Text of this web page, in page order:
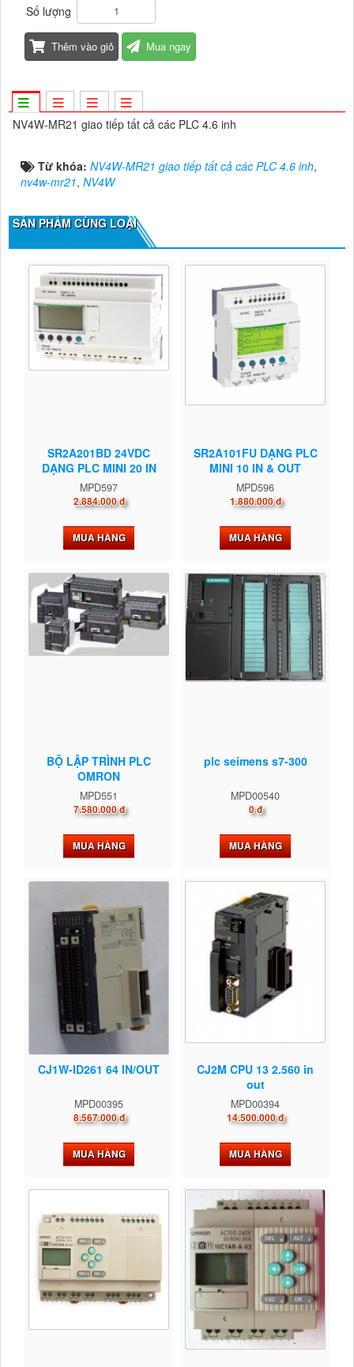
Số lượng
Thêm vào giỏ Mua ngay
NV4W-MR21 giao tiếp tất cả các PLC 4.6 inh
Từ khóa: NV4W-MR21 giao tiếp tất cả các PLC 4.6 inh,
nv4w-mr21, NV4W
SẢN PHẨM CÙNG LOẠI
SR2A201BD 24VDC
DẠNG PLC MINI 20 IN
&...
MPD597
2.884.000 đ
MUA HÀNG
SR2A101FU DẠNG PLC
MINI 10 IN & OUT
MPD596
1.880.000 đ
MUA HÀNG
BỘ LẬP TRÌNH PLC
OMRON
MPD551
7.580.000 đ
MUA HÀNG
plc seimens s7-300
MPD00540
0 đ
MUA HÀNG
CJ1W-ID261 64 IN/OUT
MPD00395
8.567.000 đ
MUA HÀNG
CJ2M CPU 13 2.560 in
out
MPD00394
14.500.000 đ
MUA HÀNG